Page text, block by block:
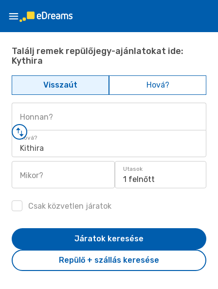
Találj remek repülőjegy-ajánlatokat ide:
Kythira
Visszaút Hová?
Honnan?
Hová?
Kithira
Mikor?
Utasok
1 felnőtt
Csak közvetlen járatok
Repülő + szállás keresése
Járatok keresése